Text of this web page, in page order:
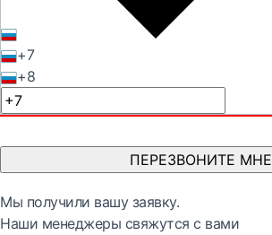
+7
+8
ПЕРЕЗВОНИТЕ МНЕ
Мы получили вашу заявку.
Наши менеджеры свяжутся с вами